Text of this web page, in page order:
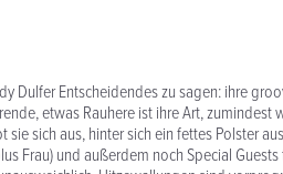
Dulfer Entscheidendes zu sagen: ihre
etwas Rauhere ist ihre Art, zumindest
sich aus, hinter sich ein fettes Polster
Frau) und außerdem noch Special